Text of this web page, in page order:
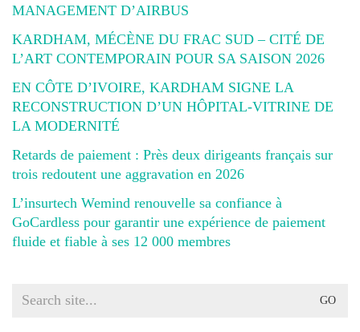
MANAGEMENT D’AIRBUS
KARDHAM, MÉCÈNE DU FRAC SUD – CITÉ DE
L’ART CONTEMPORAIN POUR SA SAISON 2026
EN CÔTE D’IVOIRE, KARDHAM SIGNE LA
RECONSTRUCTION D’UN HÔPITAL-VITRINE DE
LA MODERNITÉ
Retards de paiement : Près deux dirigeants français sur
trois redoutent une aggravation en 2026
L’insurtech Wemind renouvelle sa confiance à
GoCardless pour garantir une expérience de paiement
fluide et fiable à ses 12 000 membres
Search